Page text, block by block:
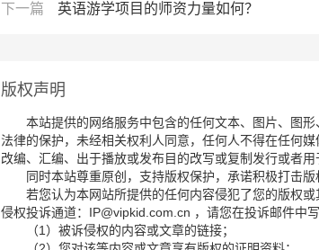
下一篇
英语游学项目的师资力量如何？
版权声明
本站提供的网络服务中包含的任何文本、图片、图
法律的保护，未经相关权利人同意，任何人不得在任何
改编、汇编、出于播放或发布目的改写或复制发行或者用
同时本站尊重原创，支持版权保护，承诺积极打击版
若您认为本网站所提供的任何内容侵犯了您的版权
侵权投诉通道：IP@vipkid.com.cn ，请您在投诉邮件中写
（1）被诉侵权的内容或文章的链接；